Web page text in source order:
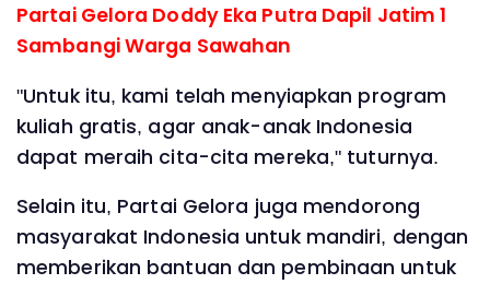
Partai Gelora Doddy Eka Putra Dapil Jatim 1
Sambangi Warga Sawahan
"Untuk itu, kami telah menyiapkan program
kuliah gratis, agar anak-anak Indonesia
dapat meraih cita-cita mereka," tuturnya.
Selain itu, Partai Gelora juga mendorong
masyarakat Indonesia untuk mandiri, dengan
memberikan bantuan dan pembinaan untuk